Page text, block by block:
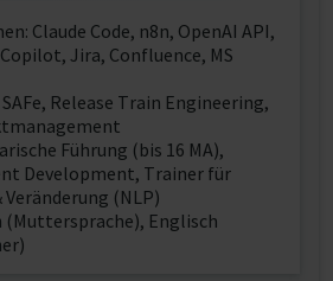
Claude Code, n8n, OpenAI API,
Jira, Confluence, MS
Release Train Engineering,
Führung (bis 16 MA),
Development, Trainer für
(NLP)
(Muttersprache), Englisch